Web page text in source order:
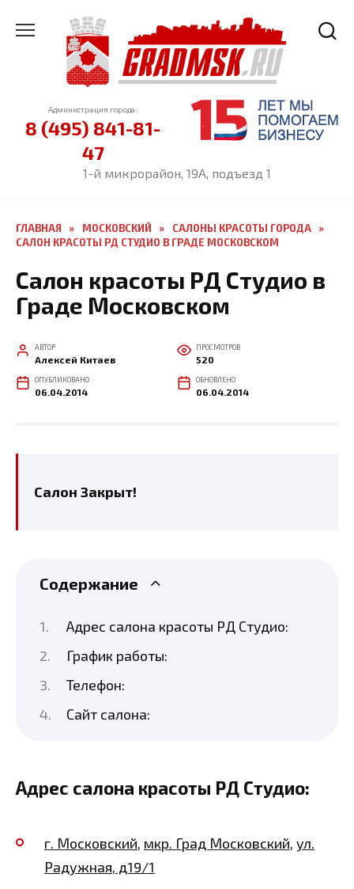
содержанию
Администрация города:
8 (495) 841-81-
47
1-й микрорайон, 19А, подъезд 1
ГЛАВНАЯ » МОСКОВСКИЙ » САЛОНЫ КРАСОТЫ ГОРОДА
»
САЛОН КРАСОТЫ РД СТУДИО В ГРАДЕ МОСКОВСКОМ
Салон красоты РД Студио в
Граде Московском
АВТОР
Алексей Китаев
ПРОСМОТРОВ
520
ОПУБЛИКОВАНО
06.04.2014
ОБНОВЛЕНО
06.04.2014
Салон Закрыт!
Содержание
Адрес салона красоты РД Студио:
График работы:
Телефон:
Сайт салона:
Адрес салона красоты РД Студио:
г. Московский, мкр. Град Московский, ул.
Радужная, д19/1